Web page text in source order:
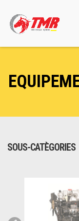
SOUS-CATÈGORIES